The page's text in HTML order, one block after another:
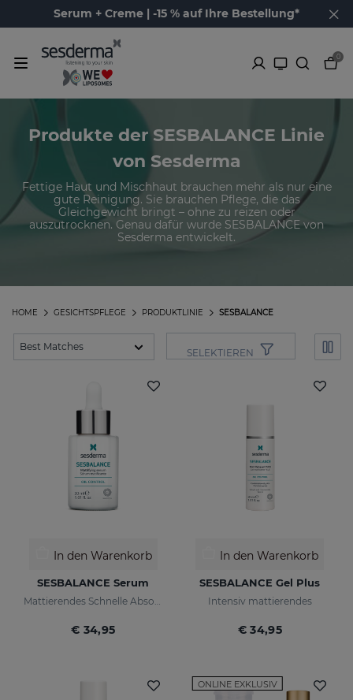
Serum + Creme | -15 % auf Ihre Bestellung*
0
Produkte der SESBALANCE Linie
von Sesderma
Fettige Haut und Mischhaut brauchen mehr als nur eine
gute Reinigung. Sie brauchen Pflege, die das
Gleichgewicht bringt – ohne zu reizen oder
auszutrocknen. Genau dafür wurde SESBALANCE von
Sesderma entwickelt.
SESBALANCE
PRODUKTLINIE
GESICHTSPFLEGE
HOME
SELEKTIEREN
In den Warenkorb
SESBALANCE Serum
Mattierendes Schnelle Absorption
€ 34,95
In den Warenkorb
SESBALANCE Gel Plus
Intensiv mattierendes
€ 34,95
ONLINE EXKLUSIV